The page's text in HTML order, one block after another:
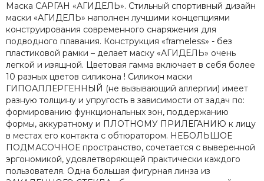
Маска САРГАН «АГИДЕЛЬ». Стильный спортивный дизайн
маски «АГИДЕЛЬ» наполнен лучшими концепциями
конструирования современного снаряжения для
подводного плавания. Конструкция «frameless» - без
пластиковой рамки – делает маску «АГИДЕЛЬ» очень
легкой и изящной. Цветовая гамма включает в себя более
10 разных цветов силикона ! Силикон маски
ГИПОАЛЛЕРГЕННЫЙ (не вызывающий аллергии) имеет
разную толщину и упругость в зависимости от задач по:
формированию функциональных зон, поддержанию
формы, аккуратному и ПЛОТНОМУ ПРИЛЕГАНИЮ к лицу
в местах его контакта с обтюратором. НЕБОЛЬШОЕ
ПОДМАСОЧНОЕ пространство, сочетается с выверенной
эргономикой, удовлетворяющей практически каждого
пользователя. Одна большая фигурная линза из